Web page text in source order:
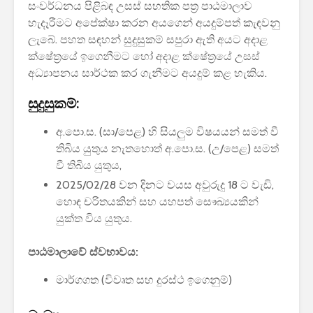
සංවර්ධනය පිළිබඳ උසස් සහතික පත්‍ර පාඨමාලාව
හැදෑරීමට අපේක්ෂා කරන අයගෙන් අයදුම්පත් කැඳවනු
ලැබේ. පහත සඳහන් සුදුසුකම් සපුරා ඇති අයට අදාළ
ක්ෂේත්‍රයේ ඉගෙනීමට හෝ අදාළ ක්ෂේත්‍රයේ උසස්
අධ්‍යාපනය සාර්ථක කර ගැනීමට අයදුම් කළ හැකිය.
සුදුසුකම්:
අ.පො.ස. (සා/පෙළ) හි සියලුම විෂයයන් සමත් වී
තිබිය යුතුය නැතහොත් අ.පො.ස. (උ/පෙළ) සමත්
වී තිබිය යුතුය,
2025/02/28 වන දිනට වයස අවුරුදු 18 ට වැඩි,
හොඳ චරිතයකින් සහ යහපත් සෞඛ්‍යයකින්
යුක්ත විය යුතුය.
පාඨමාලාවේ ස්වභාවය:
මාර්ගගත (විවෘත සහ දුරස්ථ ඉගෙනුම්)
පාසල්වල පළමු
ශ්‍රේණිය සඳහා ළමයින්
ඇතුළත් කිරීමේ
චක්‍රලේඛය
දර්ශනය)
මිලියන 1.5 කට අධික
ග්‍රාහකයින් සම්බන්ධ
කරමින්, ශ්‍රී ලංකාවේ
විශාලතම 5G ජාලය
ඩයලොග් දියත් කරයි
Photoshop, Acrobat
වෙත සම්බන්ධ කරයි.
මාරුවීම